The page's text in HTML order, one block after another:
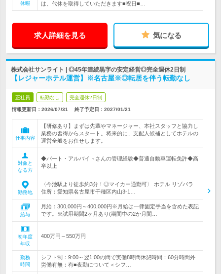
休暇
は、代休を取得していただきます■祝日■…
求人詳細を見る 気になる
株式会社サンライト | ◎45年連続黒字の安定経営◎完全週休2日制
【レジャーホテル運営】※名古屋※◎転居を伴う転勤なし
正社員 転勤なし 完全週休2日制
情報更新日：2026/07/31 終了予定日： 2027/01/21
仕事内容
【研修あり】まずは先輩やマネージャー、本社スタッフと協力し
業務の習得からスタート。将来的に、支配人候補としてホテルの
運営全般をお任せします。
対象と
なる方
◆パート・アルバイトさんの管理経験◆普通自動車運転免許◆高
卒以上
勤務地
〈今池駅より徒歩約3分！◎マイカー通勤可〉 ホテル リゾパラ
住所：愛知県名古屋市千種区内山3-1…
給与
月給：300,000円～400,000円※月給は一律固定手当を含めた表記
です。※試用期間2ヶ月あり(期間中の2か月間…
初年度
年収
400万円～550万円
勤務
時間
シフト制：9:00～翌1:00の間で実働8時間休憩時間：60分時間外
労働有無：有■夜勤について＜シフ…